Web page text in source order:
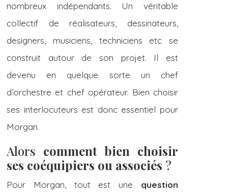
nombreux indépendants. Un véritable
collectif de réalisateurs, dessinateurs,
designers, musiciens, techniciens etc se
construit autour de son projet. Il est
devenu en quelque sorte un chef
d’orchestre et chef opérateur. Bien choisir
ses interlocuteurs est donc essentiel pour
Morgan.
Alors comment bien choisir
ses coéquipiers ou associés ?
Pour Morgan, tout est une question